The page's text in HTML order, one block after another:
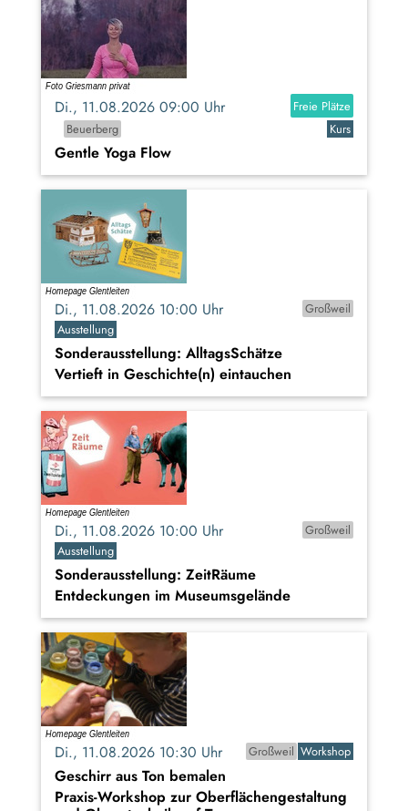
Di., 11.08.2026 09:00 Uhr
Freie Plätze
Beuerberg
Kurs
Gentle Yoga Flow
Di., 11.08.2026 10:00 Uhr
Großweil
Ausstellung
Sonderausstellung: AlltagsSchätze
Vertieft in Geschichte(n) eintauchen
Di., 11.08.2026 10:00 Uhr
Großweil
Ausstellung
Sonderausstellung: ZeitRäume
Entdeckungen im Museumsgelände
Di., 11.08.2026 10:30 Uhr Großweil Workshop
Geschirr aus Ton bemalen
Praxis-Workshop zur Oberflächengestaltung